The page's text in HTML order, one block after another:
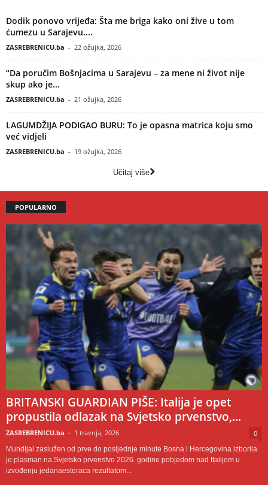
Dodik ponovo vrijeđa: Šta me briga kako oni žive u tom
ćumezu u Sarajevu....
ZASREBRENICU.ba - 22 ožujka, 2026
“Da poručim Bošnjacima u Sarajevu – za mene ni život nije
skup ako je...
ZASREBRENICU.ba - 21 ožujka, 2026
LAGUMDŽIJA PODIGAO BURU: To je opasna matrica koju smo
već vidjeli
ZASREBRENICU.ba - 19 ožujka, 2026
Učitaj više
POPULARNO
BRITANSKI GUARDIAN PIŠE: Italija je opet
propustila odlazak na Svjetsko prvenstvo,...
ZASREBRENICU.ba - 1 travnja, 2026 0
Mundijal zaslužen od prve do posljednje minute Bosna i Hercegovina izborila
je plasman na Svjetsko prvenstvo 2026. godine pobjedom nad Italijom u
izvođenju jedanaesteraca rezultatom...